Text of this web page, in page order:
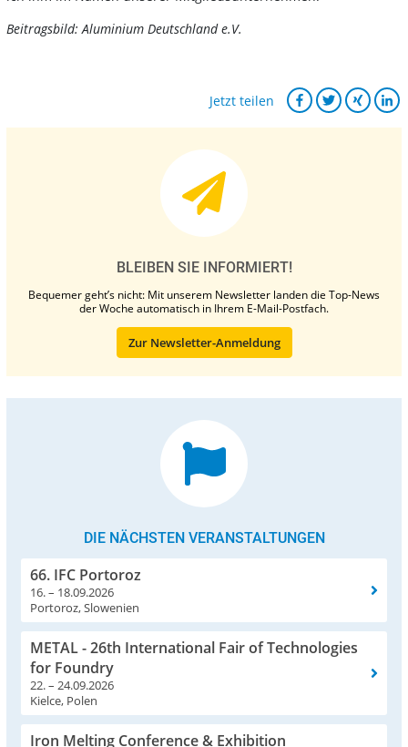
Beitragsbild: Aluminium Deutschland e.V.
Jetzt teilen
BLEIBEN SIE INFORMIERT!
Bequemer geht’s nicht: Mit unserem Newsletter landen die Top-News
der Woche automatisch in Ihrem E-Mail-Postfach.
Zur Newsletter-Anmeldung
DIE NÄCHSTEN VERANSTALTUNGEN
66. IFC Portoroz
16. – 18.09.2026
Portoroz, Slowenien
METAL - 26th International Fair of Technologies
for Foundry
22. – 24.09.2026
Kielce, Polen
Iron Melting Conference & Exhibition